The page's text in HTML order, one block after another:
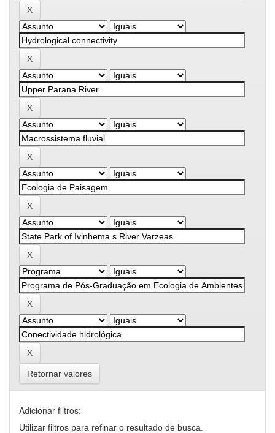
Retornar valores
Adicionar filtros:
Utilizar filtros para refinar o resultado de busca.